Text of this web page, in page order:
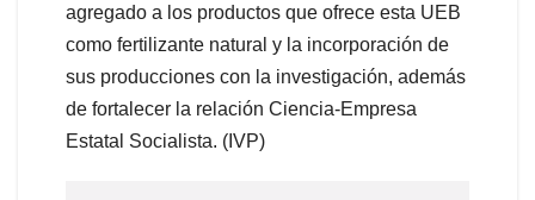
agregado a los productos que ofrece esta UEB
como fertilizante natural y la incorporación de
sus producciones con la investigación, además
de fortalecer la relación Ciencia-Empresa
Estatal Socialista. (IVP)